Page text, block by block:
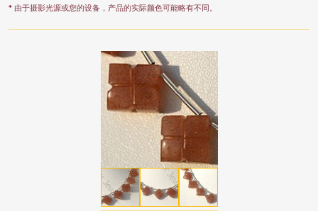
* 由于摄影光源或您的设备，产品的实际颜色可能略有不同。